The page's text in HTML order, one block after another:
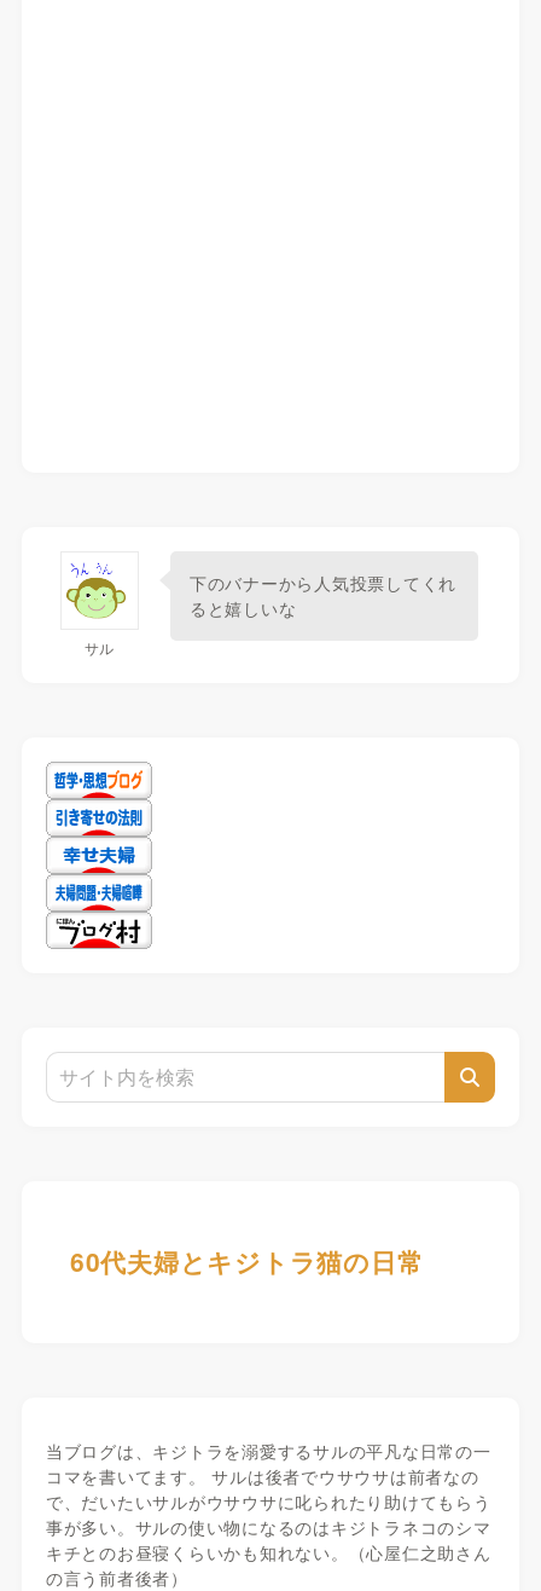
サル
下のバナーから人気投票してくれ
ると嬉しいな
60代夫婦とキジトラ猫の日常
当ブログは、キジトラを溺愛するサルの平凡な日常の一
コマを書いてます。 サルは後者でウサウサは前者なの
で、だいたいサルがウサウサに叱られたり助けてもらう
事が多い。サルの使い物になるのはキジトラネコのシマ
キチとのお昼寝くらいかも知れない。（心屋仁之助さん
の言う前者後者）